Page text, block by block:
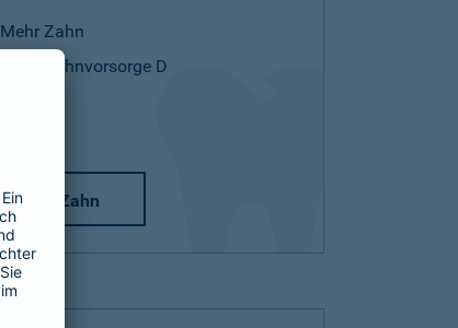
Mehr Zahn
Mehr Zahnvorsorge D
Mehr Zahn